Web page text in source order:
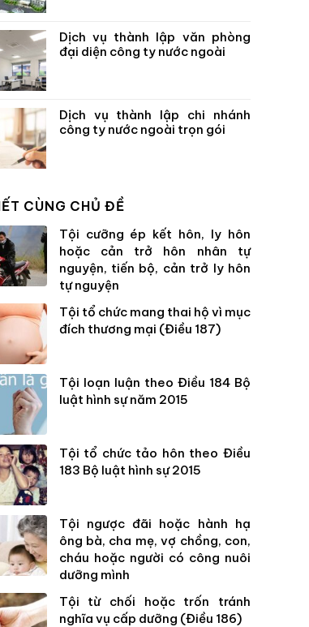
Dịch vụ thành lập văn phòng
đại diện công ty nước ngoài
Dịch vụ thành lập chi nhánh
công ty nước ngoài trọn gói
CÙNG CHỦ ĐỀ
Tội cưỡng ép kết hôn, ly hôn
hoặc cản trở hôn nhân tự
nguyện, tiến bộ, cản trở ly hôn
tự nguyện
Tội tổ chức mang thai hộ vì mục
đích thương mại (Điều 187)
Tội loạn luận theo Điều 184 Bộ
luật hình sự năm 2015
Tội tổ chức tảo hôn theo Điều
183 Bộ luật hình sự 2015
Tội ngược đãi hoặc hành hạ
ông bà, cha mẹ, vợ chồng, con,
cháu hoặc người có công nuôi
dưỡng mình
Tội từ chối hoặc trốn tránh
nghĩa vụ cấp dưỡng (Điều 186)